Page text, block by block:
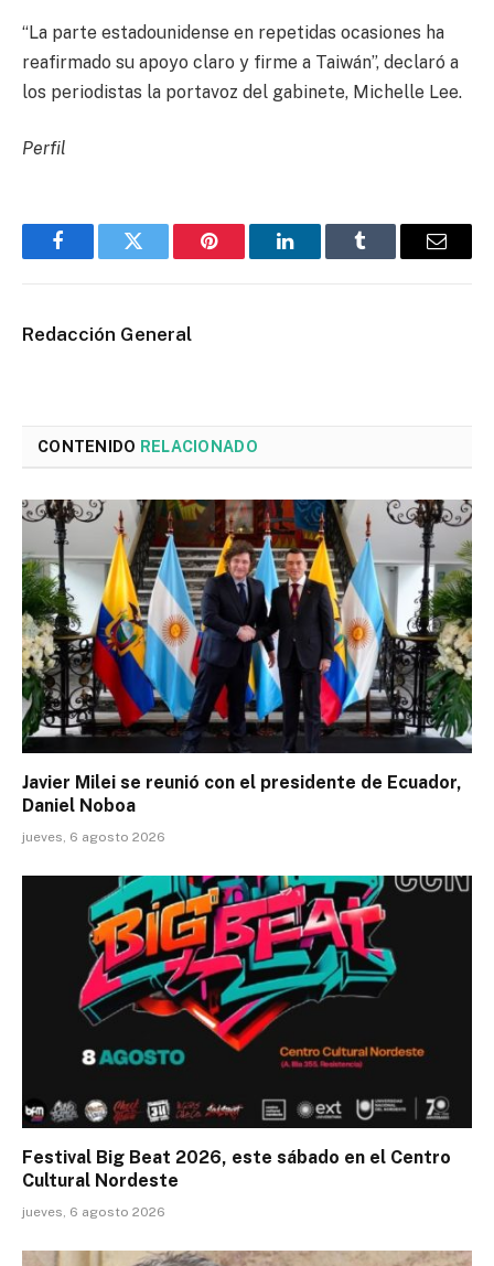
“La parte estadounidense en repetidas ocasiones ha
reafirmado su apoyo claro y firme a Taiwán”, declaró a
los periodistas la portavoz del gabinete, Michelle Lee.
Perfil
FacebookTwitter Pinterest LinkedInTumblr Email
Redacción General
CONTENIDO RELACIONADO
Javier Milei se reunió con el presidente de Ecuador,
Daniel Noboa
jueves, 6 agosto 2026
Festival Big Beat 2026, este sábado en el Centro
Cultural Nordeste
jueves, 6 agosto 2026